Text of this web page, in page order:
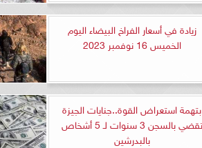
زيادة في أسعار الفراخ البيضاء اليوم
الخميس 16 نوفمبر 2023
بتهمة استعراض القوة..جنايات الجيزة
تقضي بالسجن 3 سنوات لـ 5 أشخاص
بالبدرشين